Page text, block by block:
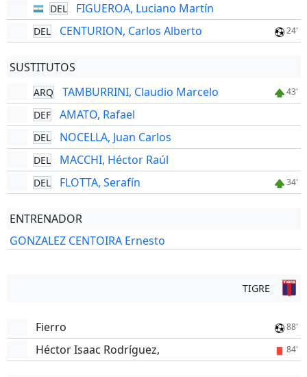
DEL FIGUEROA, Luciano Martín
DEL CENTURION, Carlos Alberto 24'
SUSTITUTOS
ARQ TAMBURRINI, Claudio Marcelo 43'
DEF AMATO, Rafael
DEL NOCELLA, Juan Carlos
DEL MACCHI, Héctor Raúl
DEL FLOTTA, Serafín 34'
ENTRENADOR
GONZALEZ CENTOIRA Ernesto
TIGRE
Fierro 88'
Héctor Isaac Rodríguez, 84'